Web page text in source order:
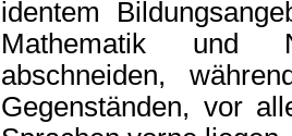
identem
Mathematik und
abschneiden,
Gegenständen, vor